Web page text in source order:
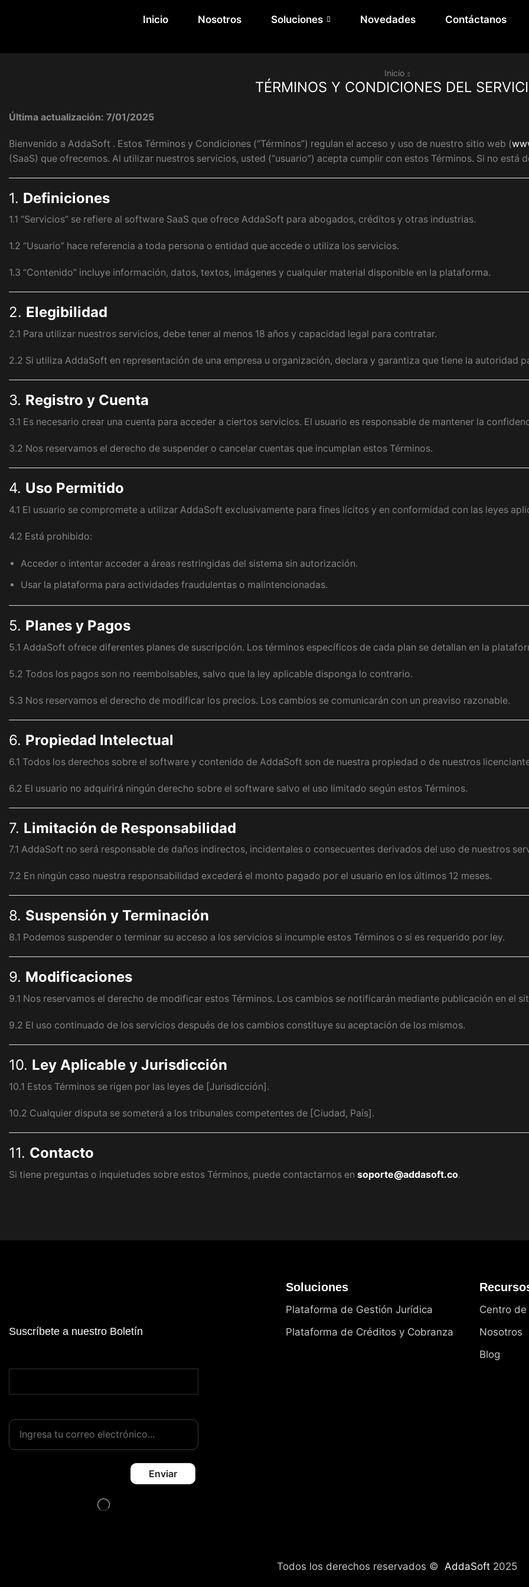
Inicio Nosotros Soluciones Novedades Contáctanos
Inicio
TÉRMINOS Y CONDICIONES DEL
Última actualización: 7/01/2025
Bienvenido a AddaSoft . Estos Términos y Condiciones (“Términos”) regulan el acceso y uso de nuestro sitio web (
(SaaS) que ofrecemos. Al utilizar nuestros servicios, usted (“usuario”) acepta cumplir con estos Términos. Si no está
1. Definiciones
1.1 “Servicios” se refiere al software SaaS que ofrece AddaSoft para abogados, créditos y otras industrias.
1.2 “Usuario” hace referencia a toda persona o entidad que accede o utiliza los servicios.
1.3 “Contenido” incluye información, datos, textos, imágenes y cualquier material disponible en la plataforma.
2. Elegibilidad
2.1 Para utilizar nuestros servicios, debe tener al menos 18 años y capacidad legal para contratar.
2.2 Si utiliza AddaSoft en representación de una empresa u organización, declara y garantiza que tiene la autoridad
3. Registro y Cuenta
3.1 Es necesario crear una cuenta para acceder a ciertos servicios. El usuario es responsable de mantener la
3.2 Nos reservamos el derecho de suspender o cancelar cuentas que incumplan estos Términos.
4. Uso Permitido
4.1 El usuario se compromete a utilizar AddaSoft exclusivamente para fines lícitos y en conformidad con las leyes
4.2 Está prohibido:
Acceder o intentar acceder a áreas restringidas del sistema sin autorización.
Usar la plataforma para actividades fraudulentas o malintencionadas.
5. Planes y Pagos
5.1 AddaSoft ofrece diferentes planes de suscripción. Los términos específicos de cada plan se detallan en la
5.2 Todos los pagos son no reembolsables, salvo que la ley aplicable disponga lo contrario.
5.3 Nos reservamos el derecho de modificar los precios. Los cambios se comunicarán con un preaviso razonable.
6. Propiedad Intelectual
6.1 Todos los derechos sobre el software y contenido de AddaSoft son de nuestra propiedad o de nuestros
6.2 El usuario no adquirirá ningún derecho sobre el software salvo el uso limitado según estos Términos.
7. Limitación de Responsabilidad
7.1 AddaSoft no será responsable de daños indirectos, incidentales o consecuentes derivados del uso de nuestros
7.2 En ningún caso nuestra responsabilidad excederá el monto pagado por el usuario en los últimos 12 meses.
8. Suspensión y Terminación
8.1 Podemos suspender o terminar su acceso a los servicios si incumple estos Términos o si es requerido por ley.
9. Modificaciones
9.1 Nos reservamos el derecho de modificar estos Términos. Los cambios se notificarán mediante publicación en el
9.2 El uso continuado de los servicios después de los cambios constituye su aceptación de los mismos.
10. Ley Aplicable y Jurisdicción
10.1 Estos Términos se rigen por las leyes de [Jurisdicción].
10.2 Cualquier disputa se someterá a los tribunales competentes de [Ciudad, País].
11. Contacto
Si tiene preguntas o inquietudes sobre estos Términos, puede contactarnos en soporte@addasoft.co.
Suscríbete a nuestro Boletín
Soluciones
Plataforma de Gestión Jurídica
Plataforma de Créditos y Cobranza
Centro
Nosotros
Blog
Todos los derechos reservados © AddaSoft2025